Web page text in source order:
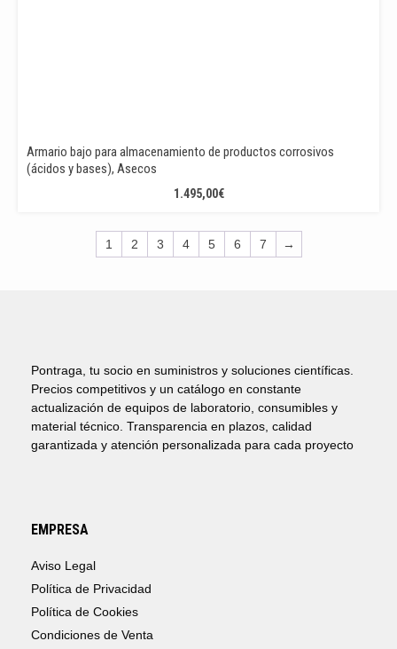
Armario bajo para almacenamiento de productos corrosivos
(ácidos y bases), Asecos
1.495,00€
1 2 3 4 5 6 7 →
Pontraga, tu socio en suministros y soluciones científicas.
Precios competitivos y un catálogo en constante
actualización de equipos de laboratorio, consumibles y
material técnico. Transparencia en plazos, calidad
garantizada y atención personalizada para cada proyecto
EMPRESA
Aviso Legal
Política de Privacidad
Política de Cookies
Condiciones de Venta